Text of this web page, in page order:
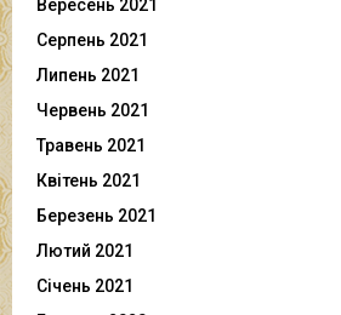
Вересень 2021
Серпень 2021
Липень 2021
Червень 2021
Травень 2021
Квітень 2021
Березень 2021
Лютий 2021
Січень 2021